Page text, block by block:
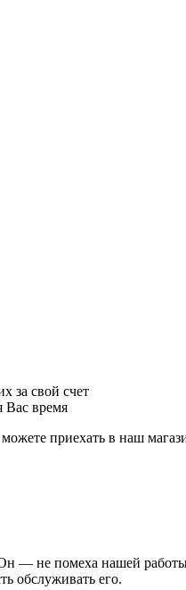
за свой счет
Вас время
приехать в наш
— не помеха нашей
обслуживать его.